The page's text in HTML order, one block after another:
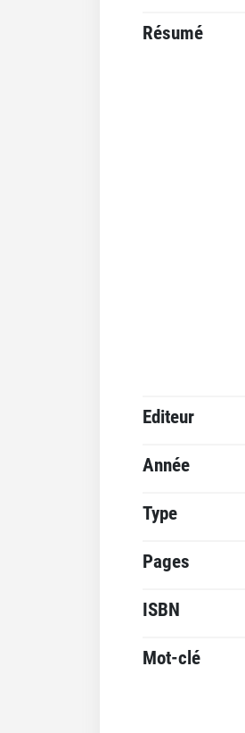
Résumé
Editeur
Année
Type
Pages
ISBN
Mot-clé